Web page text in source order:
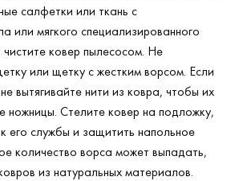
салфетки или ткань с
или мягкого специализированного
чистите ковер пылесосом. Не
или щетку с жестким ворсом. Если
вытягивайте нити из ковра, чтобы их
ножницы. Стелите ковер на подложку,
его службы и защитить напольное
количество ворса может выпадать,
из натуральных материалов.